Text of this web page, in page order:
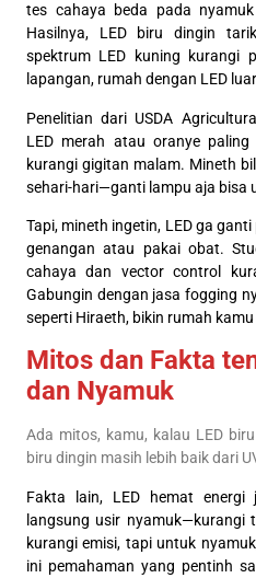
tes cahaya beda pada
Hasilnya, LED biru dingin
spektrum LED kuning kurangi
lapangan, rumah dengan LED
Penelitian dari USDA
LED merah atau oranye
kurangi gigitan malam. Mineth
sehari-hari—ganti lampu aja bisa
Tapi, mineth ingetin, LED ga
genangan atau pakai obat.
cahaya dan vector control
Gabungin dengan jasa fogging
seperti Hiraeth, bikin rumah
Mitos dan Fakta
dan Nyamuk
Ada mitos, kamu, kalau LED
biru dingin masih lebih baik dari
Fakta lain, LED hemat
langsung usir nyamuk—kurangi
kurangi emisi, tapi untuk
ini pemahaman yang pentinh